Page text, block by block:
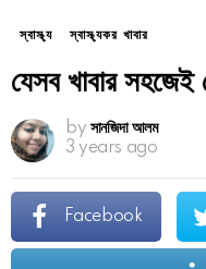
স্বাস্থ্য স্বাস্থ্যকর খাবার
যেসব খাবার
by সানজিদা আলম
3 years ago
Facebook